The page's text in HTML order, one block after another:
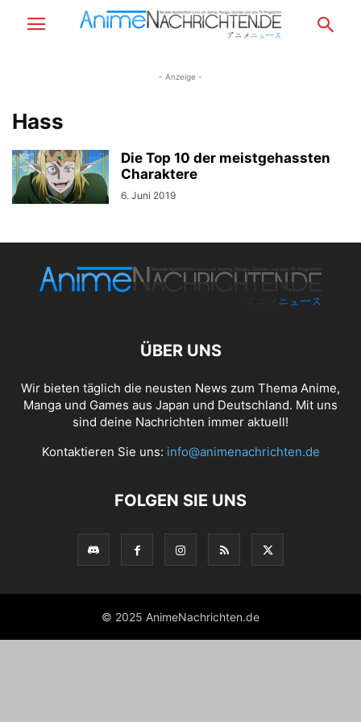
- Anzeige -
Hass
Die Top 10 der meistgehassten
Charaktere
6. Juni 2019
ÜBER UNS
Wir bieten täglich die neusten News zum Thema Anime,
Manga und Games aus Japan und Deutschland. Mit uns
sind deine Nachrichten immer aktuell!
Kontaktieren Sie uns: info@animenachrichten.de
FOLGEN SIE UNS
© 2025 AnimeNachrichten.de